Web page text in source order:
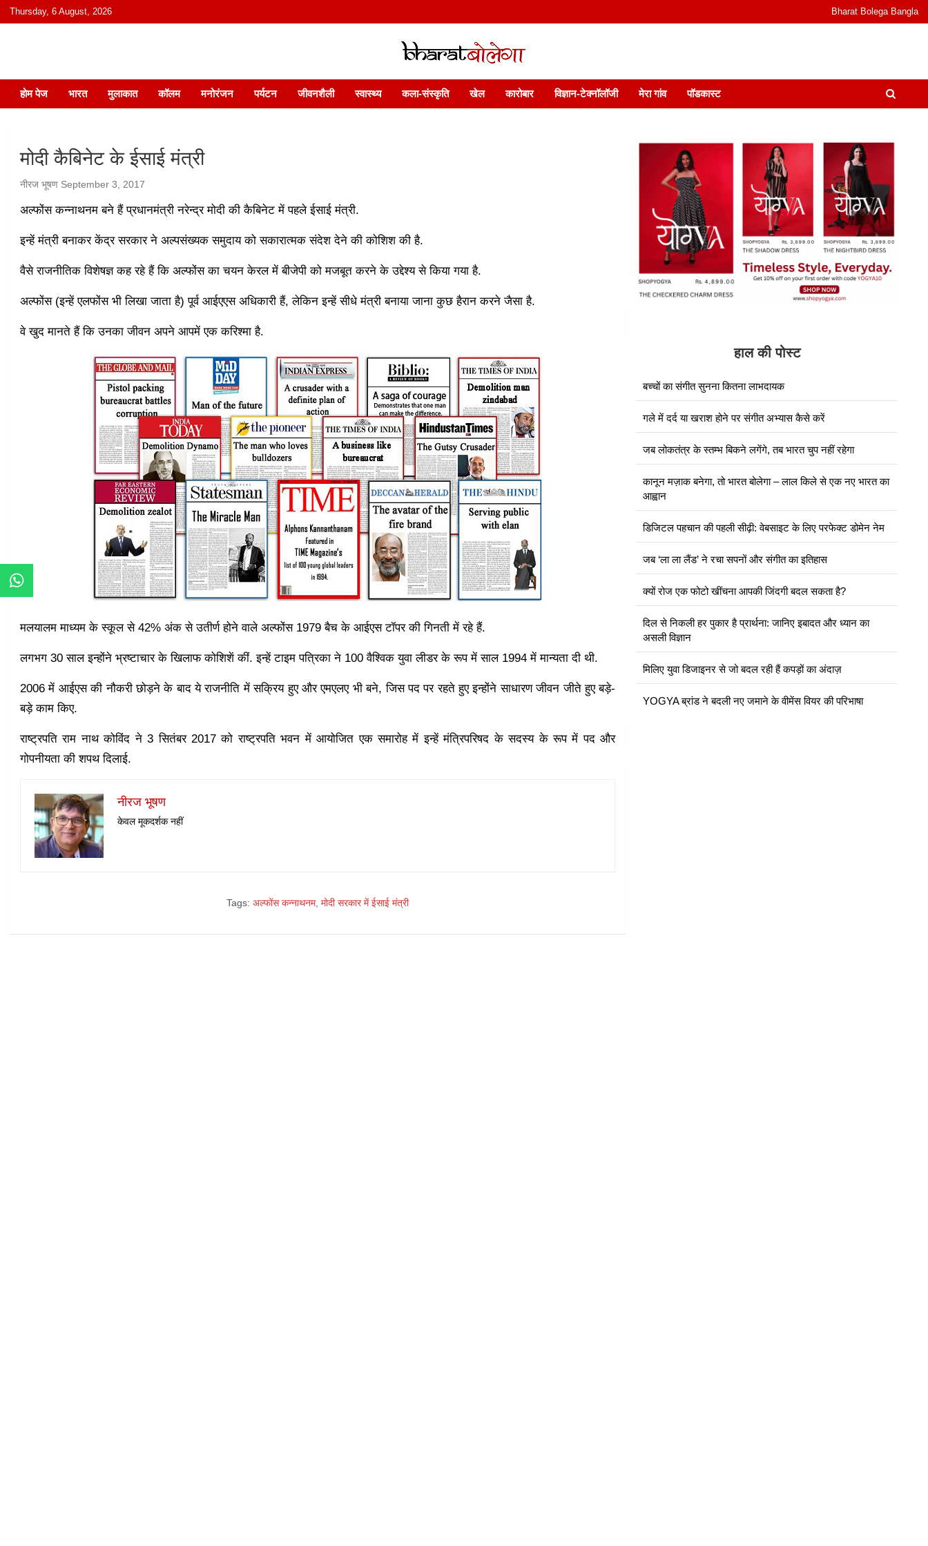
content
Thursday, 6 August, 2026 Bharat Bolega Bangla
भारत बोलेगा
हिंदी में समाचार, विचार, ऑडियो, वीडियो और फ़ीचर. भारत बोलेगा हिंदी न्यूज़ वेबसाइट India: News, Views, Info, Trends & Podcast I जानकारी भी समझदारी भी और पॉडकास्ट
होम पेज भारत मुलाकात कॉलम मनोरंजन पर्यटन जीवनशैली स्वास्थ्य कला-संस्कृति खेल कारोबार विज्ञान-टेक्नॉलॉजी मेरा गांव पॉडकास्ट
मोदी कैबिनेट के ईसाई मंत्री
नीरज भूषण September 3, 2017
अल्फोंस कन्नाथनम बने हैं प्रधानमंत्री नरेन्द्र मोदी की कैबिनेट में पहले ईसाई मंत्री.
इन्हें मंत्री बनाकर केंद्र सरकार ने अल्पसंख्यक समुदाय को सकारात्मक संदेश देने की कोशिश की है.
वैसे राजनीतिक विशेषज्ञ कह रहे हैं कि अल्फोंस का चयन केरल में बीजेपी को मजबूत करने के उद्देश्य से किया गया है.
अल्फोंस (इन्हें एलफोंस भी लिखा जाता है) पूर्व आईएएस अधिकारी हैं, लेकिन इन्हें सीधे मंत्री बनाया जाना कुछ हैरान करने जैसा है.
वे खुद मानते हैं कि उनका जीवन अपने आपमें एक करिश्मा है.
मलयालम माध्यम के स्कूल से 42% अंक से उतीर्ण होने वाले अल्फोंस 1979 बैच के आईएस टॉपर की गिनती में रहे हैं.
लगभग 30 साल इन्होंने भ्रष्टाचार के खिलाफ कोशिशें कीं. इन्हें टाइम पत्रिका ने 100 वैश्विक युवा लीडर के रूप में साल 1994 में मान्यता दी थी.
2006 में आईएस की नौकरी छोड़ने के बाद ये राजनीति में सक्रिय हुए और एमएलए भी बने, जिस पद पर रहते हुए इन्होंने साधारण जीवन जीते हुए बड़े-
बड़े काम किए.
राष्‍ट्रपति राम नाथ कोविंद ने 3 सितंबर 2017 को राष्‍ट्रपति भवन में आयोजित एक समारोह में इन्‍हें मंत्रिपरिषद के सदस्‍य के रूप में पद और
गोपनीयता की शपथ दिलाई.
नीरज भूषण
केवल मूकदर्शक नहीं
Tags: अल्फोंस कन्नाथनम,मोदी सरकार में ईसाई मंत्री
हाल की पोस्ट
बच्चों का संगीत सुनना कितना लाभदायक
गले में दर्द या खराश होने पर संगीत अभ्यास कैसे करें
जब लोकतंत्र के स्तम्भ बिकने लगेंगे, तब भारत चुप नहीं रहेगा
कानून मज़ाक बनेगा, तो भारत बोलेगा – लाल किले से एक नए भारत का
आह्वान
डिजिटल पहचान की पहली सीढ़ी: वेबसाइट के लिए परफेक्ट डोमेन नेम
जब ‘ला ला लैंड’ ने रचा सपनों और संगीत का इतिहास
क्यों रोज एक फोटो खींचना आपकी जिंदगी बदल सकता है?
दिल से निकली हर पुकार है प्रार्थना: जानिए इबादत और ध्यान का
असली विज्ञान
मिलिए युवा डिजाइनर से जो बदल रही हैं कपड़ों का अंदाज़
YOGYA ब्रांड ने बदली नए जमाने के वीमेंस वियर की परिभाषा